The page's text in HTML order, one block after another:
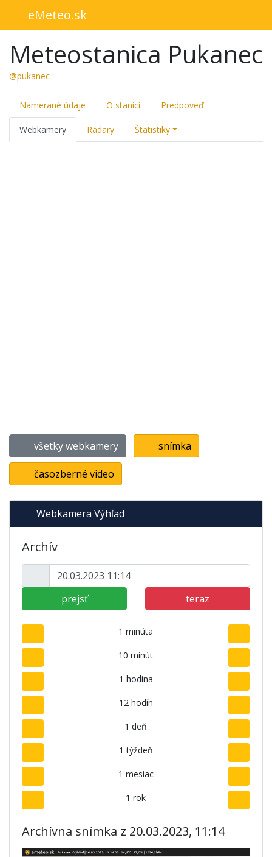
eMeteo.sk
Meteostanica Pukanec
@pukanec
Namerané údaje O stanici Predpoveď
Webkamery Radary Štatistiky
všetky webkamery snímka
časozberné video
Webkamera Výhľad
Archív
prejsť teraz
1 minúta
10 minút
1 hodina
12 hodín
1 deň
1 týždeň
1 mesiac
1 rok
Archívna snímka z 20.03.2023, 11:14